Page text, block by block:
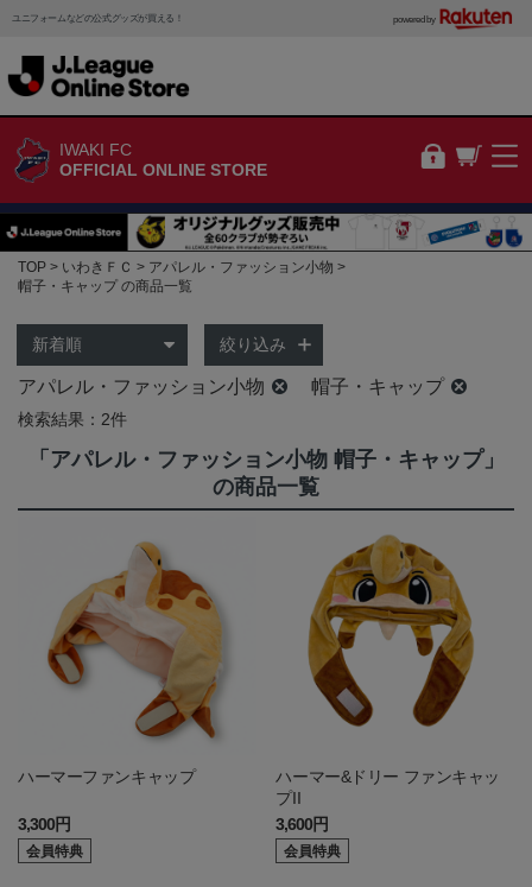
ユニフォームなどの公式グッズが買える！ powered by
IWAKI FC
OFFICIAL ONLINE STORE
TOP いわきＦＣ
アパレル・ファッション小物
帽子・キャップ の商品一覧
絞り込み
アパレル・ファッション小物 帽子・キャップ
検索結果：2件
「アパレル・ファッション小物 帽子・キャップ」
の商品一覧
ハーマーファンキャップ
3,300円
会員特典
ハーマー&ドリー ファンキャッ
プII
3,600円
会員特典